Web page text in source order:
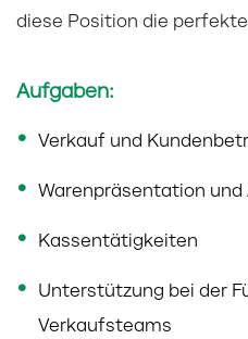
diese Position die
Aufgaben:
Verkauf und
Warenpräsentation
Kassentätigkeiten
Unterstützung bei der
Verkaufsteams